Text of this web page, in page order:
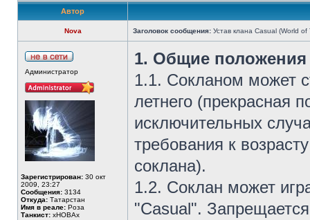
Автор
Nova Заголовок сообщения: Устав клана Casual (World of
Администратор
Зарегистрирован: 30 окт
2009, 23:27
Сообщения: 3134
Откуда: Татарстан
Имя в реале: Роза
Танкист: xHOBAx
1. Общие положения
1.1. Сокланом может
летнего (прекрасная
исключительных
требования к
соклана).
1.2. Соклан может
"Casual".